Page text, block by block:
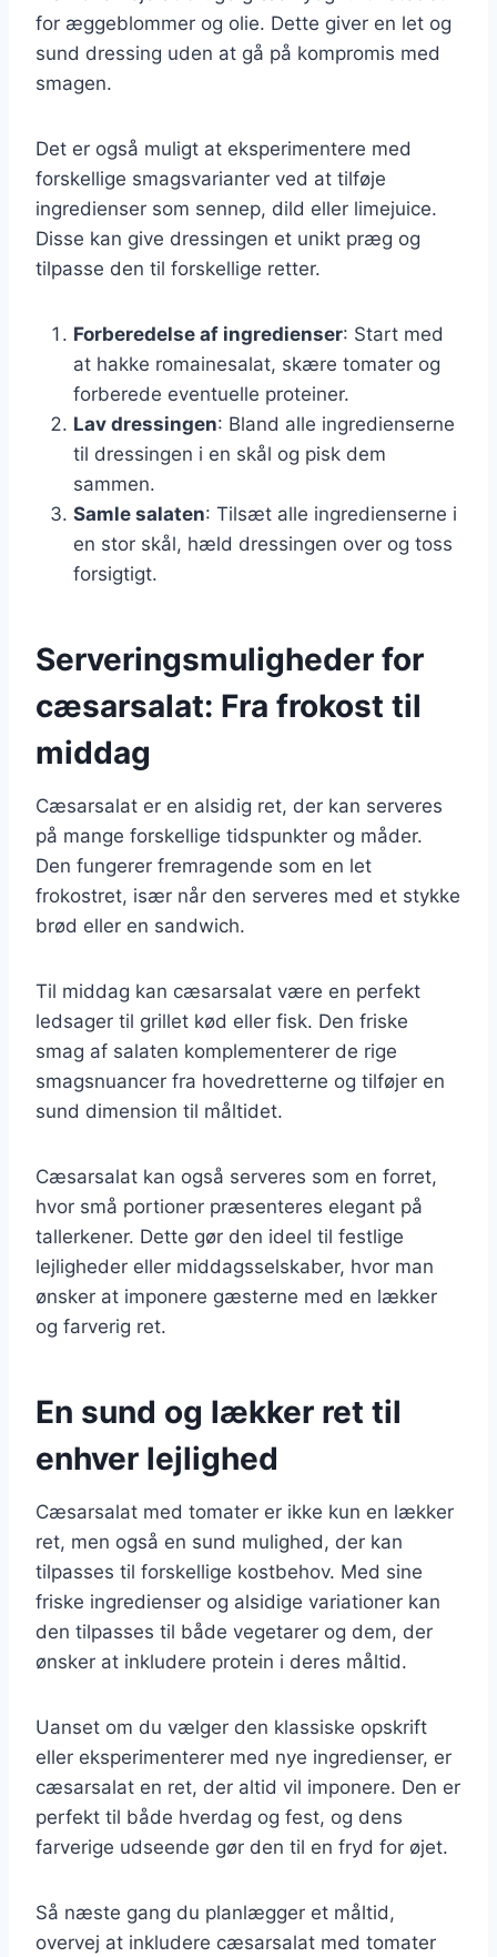
for æggeblommer og olie. Dette giver en let og
sund dressing uden at gå på kompromis med
smagen.
Det er også muligt at eksperimentere med
forskellige smagsvarianter ved at tilføje
ingredienser som sennep, dild eller limejuice.
Disse kan give dressingen et unikt præg og
tilpasse den til forskellige retter.
Forberedelse af ingredienser: Start med
at hakke romainesalat, skære tomater og
forberede eventuelle proteiner.
Lav dressingen: Bland alle ingredienserne
til dressingen i en skål og pisk dem
sammen.
Samle salaten: Tilsæt alle ingredienserne i
en stor skål, hæld dressingen over og toss
forsigtigt.
Serveringsmuligheder for
cæsarsalat: Fra frokost til
middag
Cæsarsalat er en alsidig ret, der kan serveres
på mange forskellige tidspunkter og måder.
Den fungerer fremragende som en let
frokostret, især når den serveres med et stykke
brød eller en sandwich.
Til middag kan cæsarsalat være en perfekt
ledsager til grillet kød eller fisk. Den friske
smag af salaten komplementerer de rige
smagsnuancer fra hovedretterne og tilføjer en
sund dimension til måltidet.
Cæsarsalat kan også serveres som en forret,
hvor små portioner præsenteres elegant på
tallerkener. Dette gør den ideel til festlige
lejligheder eller middagsselskaber, hvor man
ønsker at imponere gæsterne med en lækker
og farverig ret.
En sund og lækker ret til
enhver lejlighed
Cæsarsalat med tomater er ikke kun en lækker
ret, men også en sund mulighed, der kan
tilpasses til forskellige kostbehov. Med sine
friske ingredienser og alsidige variationer kan
den tilpasses til både vegetarer og dem, der
ønsker at inkludere protein i deres måltid.
Uanset om du vælger den klassiske opskrift
eller eksperimenterer med nye ingredienser, er
cæsarsalat en ret, der altid vil imponere. Den er
perfekt til både hverdag og fest, og dens
farverige udseende gør den til en fryd for øjet.
Så næste gang du planlægger et måltid,
overvej at inkludere cæsarsalat med tomater